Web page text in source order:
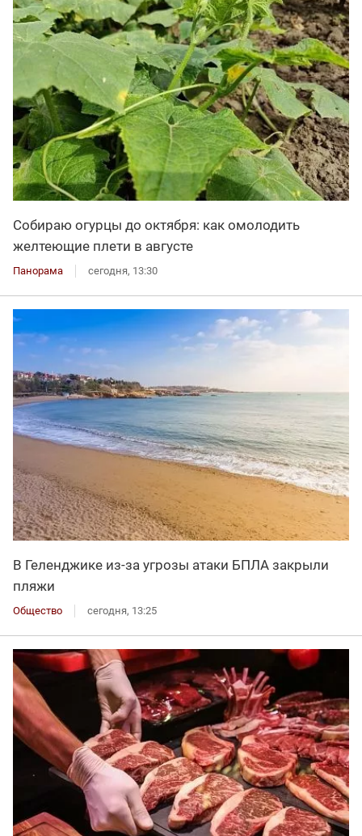
Собираю огурцы до октября: как омолодить
желтеющие плети в августе
Панорама сегодня, 13:30
В Геленджике из-за угрозы атаки БПЛА закрыли
пляжи
Общество сегодня, 13:25